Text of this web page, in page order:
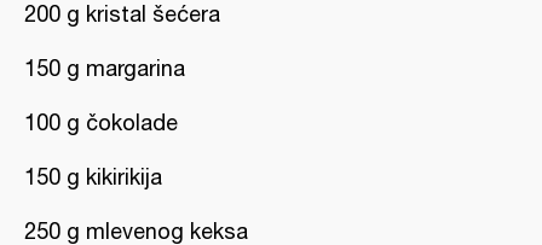
200 g kristal šećera
150 g margarina
100 g čokolade
150 g kikirikija
250 g mlevenog keksa